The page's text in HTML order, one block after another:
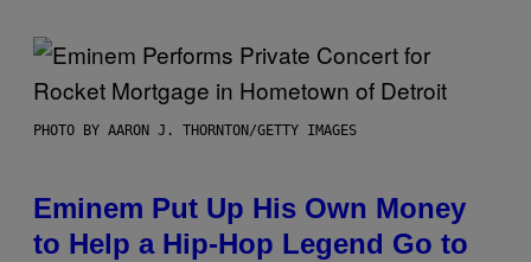
PHOTO BY AARON J. THORNTON/GETTY IMAGES
Eminem Put Up His Own Money
to Help a Hip-Hop Legend Go to